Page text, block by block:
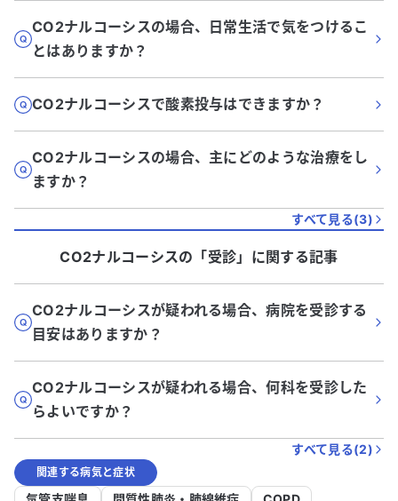
CO2ナルコーシスの場合、日常生活で気をつけるこ
とはありますか？
CO2ナルコーシスで酸素投与はできますか？
CO2ナルコーシスの場合、主にどのような治療をし
ますか？
すべて見る(3)
CO2ナルコーシスの「受診」に関する記事
CO2ナルコーシスが疑われる場合、病院を受診する
目安はありますか？
CO2ナルコーシスが疑われる場合、何科を受診した
らよいですか？
すべて見る(2)
関連する病気と症状